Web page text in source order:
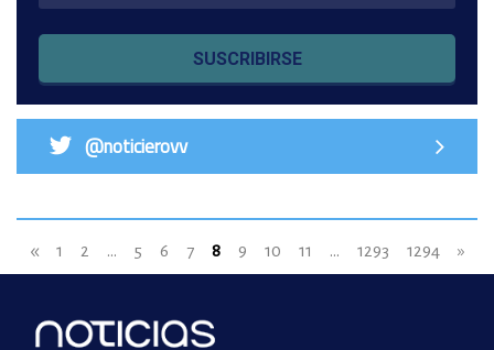
SUSCRIBIRSE
@noticierovv
« 1 2 ... 5 6 7 8 9 10 11 ... 1293 1294 »